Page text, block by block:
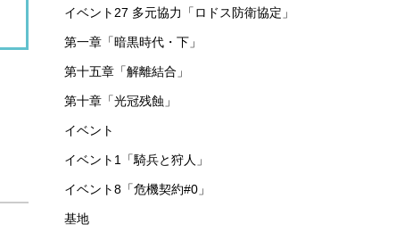
イベント27 多元協力「ロドス防衛協定」
第一章「暗黒時代・下」
第十五章「解離結合」
第十章「光冠残蝕」
イベント
イベント1「騎兵と狩人」
イベント8「危機契約#0」
基地